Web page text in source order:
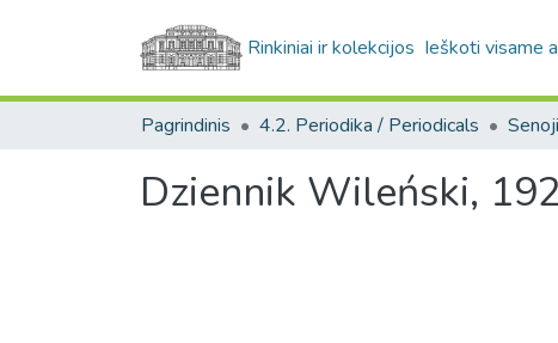
Rinkiniai ir kolekcijos Ieškoti visame
Pagrindinis 4.2. Periodika / Periodicals
Dziennik Wileński,